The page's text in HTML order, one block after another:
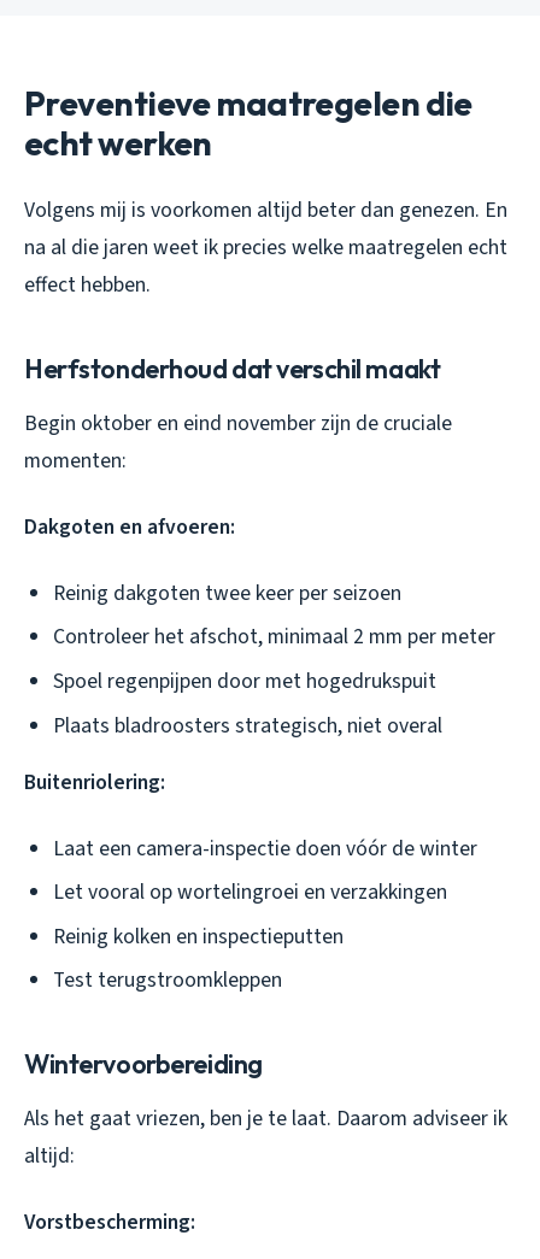
Preventieve maatregelen die
echt werken
Volgens mij is voorkomen altijd beter dan genezen. En
na al die jaren weet ik precies welke maatregelen echt
effect hebben.
Herfstonderhoud dat verschil maakt
Begin oktober en eind november zijn de cruciale
momenten:
Dakgoten en afvoeren:
Reinig dakgoten twee keer per seizoen
Controleer het afschot, minimaal 2 mm per meter
Spoel regenpijpen door met hogedrukspuit
Plaats bladroosters strategisch, niet overal
Buitenriolering:
Laat een camera-inspectie doen vóór de winter
Let vooral op wortelingroei en verzakkingen
Reinig kolken en inspectieputten
Test terugstroomkleppen
Wintervoorbereiding
Als het gaat vriezen, ben je te laat. Daarom adviseer ik
altijd:
Vorstbescherming: